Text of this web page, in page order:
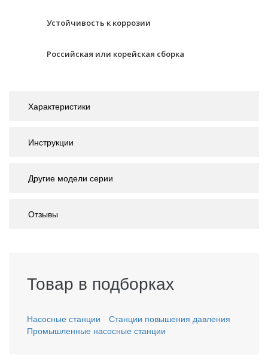
Устойчивость к коррозии
Российская или корейская сборка
Характеристики
Инструкции
Другие модели серии
Отзывы
Товар в подборках
Насосные станции
Станции повышения давления
Промышленные насосные станции